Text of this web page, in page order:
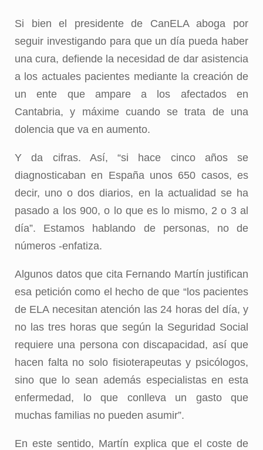
Si bien el presidente de CanELA aboga por
seguir investigando para que un día pueda haber
una cura, defiende la necesidad de dar asistencia
a los actuales pacientes mediante la creación de
un ente que ampare a los afectados en
Cantabria, y máxime cuando se trata de una
dolencia que va en aumento.
Y da cifras. Así, “si hace cinco años se
diagnosticaban en España unos 650 casos, es
decir, uno o dos diarios, en la actualidad se ha
pasado a los 900, o lo que es lo mismo, 2 o 3 al
día”. Estamos hablando de personas, no de
números -enfatiza.
Algunos datos que cita Fernando Martín justifican
esa petición como el hecho de que “los pacientes
de ELA necesitan atención las 24 horas del día, y
no las tres horas que según la Seguridad Social
requiere una persona con discapacidad, así que
hacen falta no solo fisioterapeutas y psicólogos,
sino que lo sean además especialistas en esta
enfermedad, lo que conlleva un gasto que
muchas familias no pueden asumir”.
En este sentido, Martín explica que el coste de